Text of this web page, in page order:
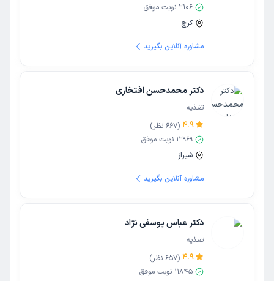
2106 نوبت موفق
کرج
مشاوره آنلاین بگیرید
دکتر محمدحسن افتخاری
تغذیه
4.9
(
667 نظر)
12969 نوبت موفق
شیراز
مشاوره آنلاین بگیرید
دکتر عباس یوسفی نژاد
تغذیه
4.9
(
657 نظر)
11845 نوبت موفق